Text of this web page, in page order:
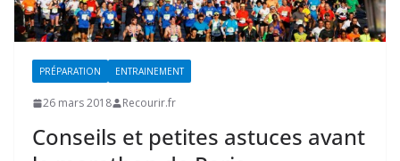
PRÉPARATION ENTRAINEMENT
26 mars 2018 Recourir.fr
Conseils et petites astuces avant